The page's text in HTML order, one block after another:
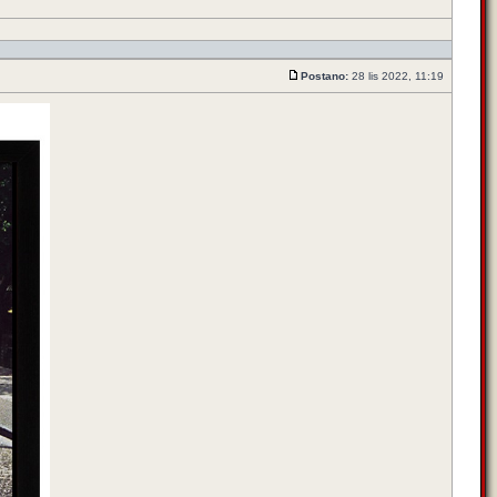
Postano: 28 lis 2022, 11:19